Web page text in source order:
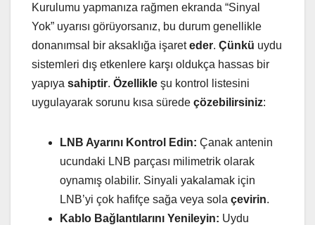
Kurulumu yapmanıza rağmen ekranda “Sinyal
Yok” uyarısı görüyorsanız, bu durum genellikle
donanımsal bir aksaklığa işareteder. Çünkü uydu
sistemleri dış etkenlere karşı oldukça hassas bir
yapıya sahiptir. Özellikle şu kontrol listesini
uygulayarak sorunu kısa sürede çözebilirsiniz:
LNB Ayarını Kontrol Edin: Çanak antenin
ucundaki LNB parçası milimetrik olarak
oynamış olabilir. Sinyali yakalamak için
LNB’yi çok hafifçe sağa veya sola çevirin.
Kablo Bağlantılarını Yenileyin: Uydu